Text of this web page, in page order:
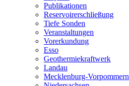
Publikationen
Reservoirerschließung
Tiefe Sonden
Veranstaltungen
Vorerkundung
Esso
Geothermiekraftwerk
Landau
Mecklenburg-Vorpommern